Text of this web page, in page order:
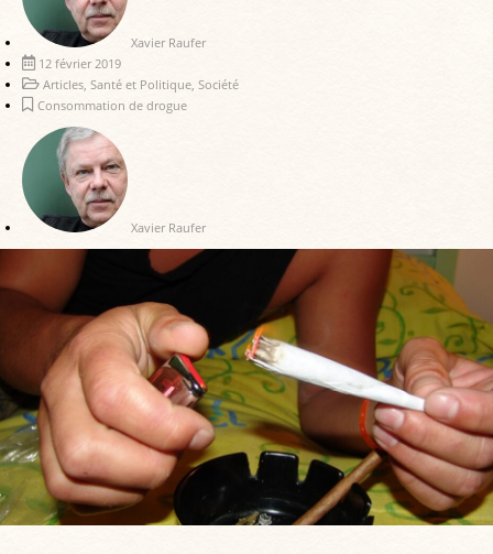
Xavier Raufer
12 février 2019
Articles Santé et Politique Société
Consommation de drogue
Xavier Raufer